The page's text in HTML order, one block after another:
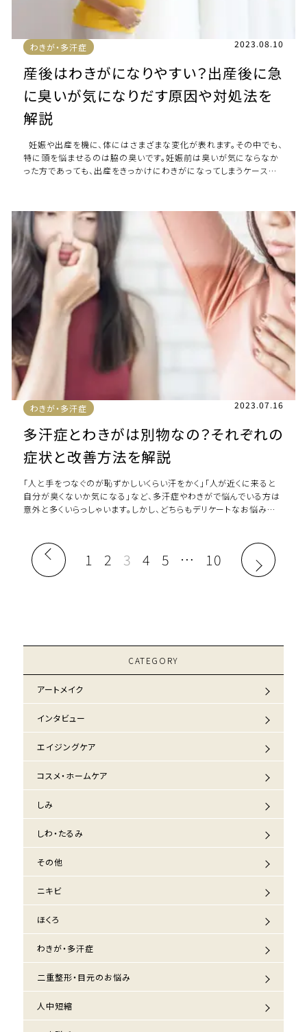
わきが・多汗症 2023.08.10
産後はわきがになりやすい？出産後に急
に臭いが気になりだす原因や対処法を
解説
妊娠や出産を機に、体にはさまざまな変化が表れます。その中でも、
特に頭を悩ませるのは脇の臭いです。妊娠前は臭いが気にならなか
った方であっても、出産をきっかけにわきがになってしまうケースが
わきが・多汗症 2023.07.16
多汗症とわきがは別物なの？それぞれの
症状と改善方法を解説
「人と手をつなぐのが恥ずかしいくらい汗をかく」「人が近くに来ると
自分が臭くないか気になる」など、多汗症やわきがで悩んでいる方は
意外と多くいらっしゃいます。しかし、どちらもデリケートなお悩みの
1 2 3 4 5 … 10
CATEGORY
アートメイク
インタビュー
エイジングケア
コスメ・ホームケア
しみ
しわ・たるみ
その他
ニキビ
ほくろ
わきが・多汗症
二重整形・目元のお悩み
人中短縮